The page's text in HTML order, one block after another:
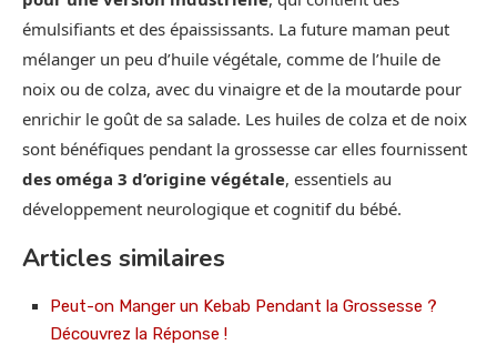
émulsifiants et des épaississants. La future maman peut
mélanger un peu d’huile végétale, comme de l’huile de
noix ou de colza, avec du vinaigre et de la moutarde pour
enrichir le goût de sa salade. Les huiles de colza et de noix
sont bénéfiques pendant la grossesse car elles fournissent
des oméga 3 d’origine végétale, essentiels au
développement neurologique et cognitif du bébé.
Articles similaires
Peut-on Manger un Kebab Pendant la Grossesse ?
Découvrez la Réponse !